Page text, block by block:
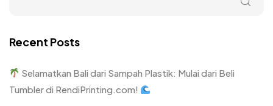
Recent Posts
Selamatkan Bali dari Sampah Plastik: Mulai dari Beli
Tumbler di RendiPrinting.com!